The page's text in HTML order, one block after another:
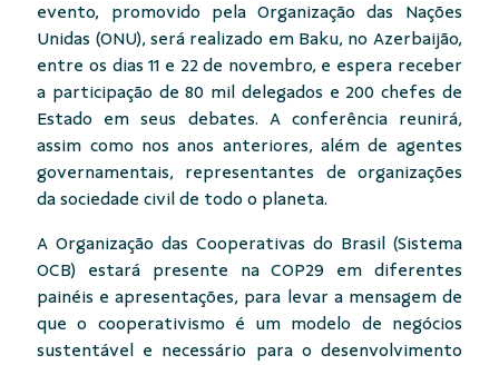
evento, promovido pela Organização das Nações
Unidas (ONU), será realizado em Baku, no Azerbaijão,
entre os dias 11 e 22 de novembro, e espera receber
a participação de 80 mil delegados e 200 chefes de
Estado em seus debates. A conferência reunirá,
assim como nos anos anteriores, além de agentes
governamentais, representantes de organizações
da sociedade civil de todo o planeta.
A Organização das Cooperativas do Brasil (Sistema
OCB) estará presente na COP29 em diferentes
painéis e apresentações, para levar a mensagem de
que o cooperativismo é um modelo de negócios
sustentável e necessário para o desenvolvimento